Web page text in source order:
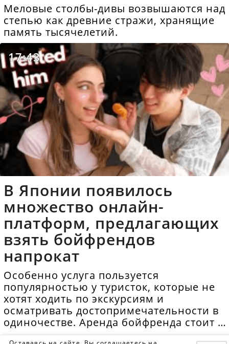
Меловые столбы-дивы возвышаются над
степью как древние стражи, хранящие
память тысячелетий.
17:43
В Японии появилось
множество онлайн-
платформ, предлагающих
взять бойфрендов
напрокат
Особенно услуга пользуется
популярностью у туристок, которые не
хотят ходить по экскурсиям и
осматривать достопримечательности в
одиночестве. Аренда бойфренда стоит в